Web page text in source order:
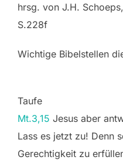
hrsg. von J.H.
S.228f
Wichtige Bibelstellen
Taufe
Mt.3,15 Jesus aber
Lass es jetzt zu! Denn
Gerechtigkeit zu